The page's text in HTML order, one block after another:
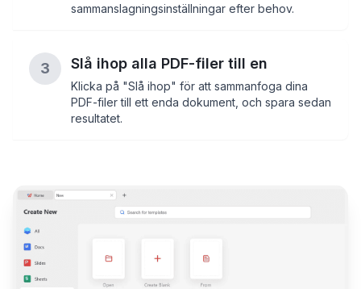
sammanslagningsinställningar efter behov.
3 Slå ihop alla PDF-filer till en
Klicka på "Slå ihop" för att sammanfoga dina
PDF-filer till ett enda dokument, och spara sedan
resultatet.